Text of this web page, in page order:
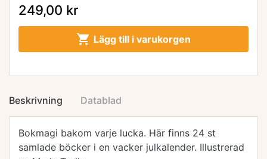
249,00 kr
 Lägg till i varukorgen
Beskrivning Datablad
Bokmagi bakom varje lucka. Här finns 24 st
samlade böcker i en vacker julkalender. Illustrerad